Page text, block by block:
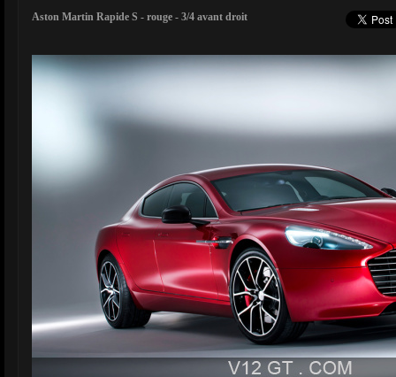
Aston Martin Rapide S - rouge - 3/4 avant droit